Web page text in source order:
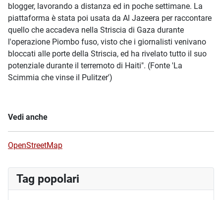
blogger, lavorando a distanza ed in poche settimane. La
piattaforma è stata poi usata da Al Jazeera per raccontare
quello che accadeva nella Striscia di Gaza durante
l'operazione Piombo fuso, visto che i giornalisti venivano
bloccati alle porte della Striscia, ed ha rivelato tutto il suo
potenziale durante il terremoto di Haiti". (Fonte 'La
Scimmia che vinse il Pulitzer')
Vedi anche
OpenStreetMap
Tag popolari